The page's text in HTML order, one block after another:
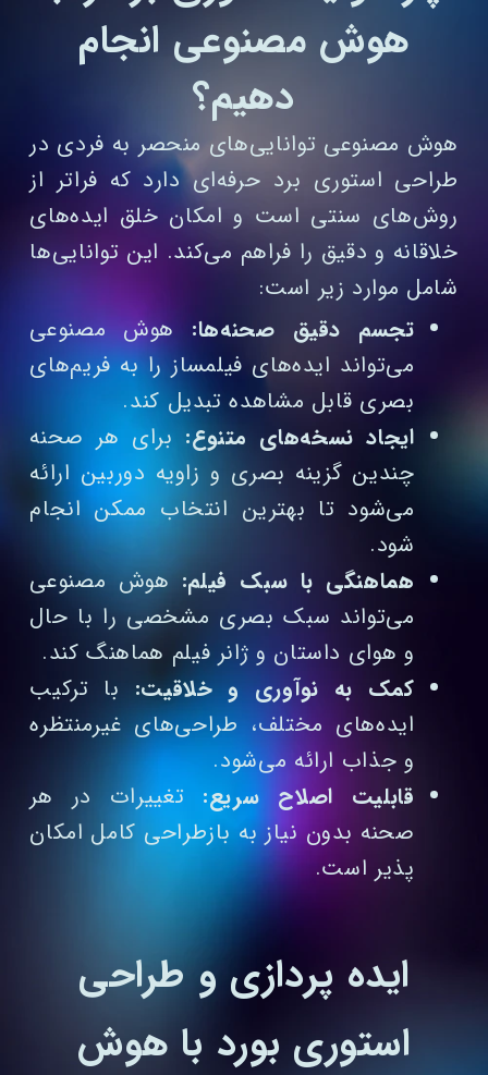
هوش مصنوعی انجام
دهیم؟
هوش مصنوعی توانایی‌های منحصر به‌ فردی در
طراحی استوری برد حرفه‌ای دارد که فراتر از
روش‌های سنتی است و امکان خلق ایده‌های
خلاقانه و دقیق را فراهم می‌کند. این توانایی‌ها
شامل موارد زیر است:
تجسم دقیق صحنه‌ها: هوش مصنوعی
می‌تواند ایده‌های فیلمساز را به فریم‌های
بصری قابل مشاهده تبدیل کند.
ایجاد نسخه‌های متنوع: برای هر صحنه
چندین گزینه بصری و زاویه دوربین ارائه
می‌شود تا بهترین انتخاب ممکن انجام
شود.
هماهنگی با سبک فیلم:هوش مصنوعی
می‌تواند سبک بصری مشخصی را با حال
و هوای داستان و ژانر فیلم هماهنگ کند.
کمک به نوآوری و خلاقیت: با ترکیب
ایده‌های مختلف، طراحی‌های غیرمنتظره
و جذاب ارائه می‌شود.
قابلیت اصلاح سریع: تغییرات در هر
صحنه بدون نیاز به بازطراحی کامل امکان‌
پذیر است.
ایده‌ پردازی و طراحی
استوری‌ بورد با هوش